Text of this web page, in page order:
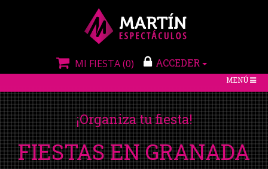
MI FIESTA(0) ACCEDER
TOGGLE
MENÚ
¡Organiza tu fiesta!
FIESTAS EN GRANADA